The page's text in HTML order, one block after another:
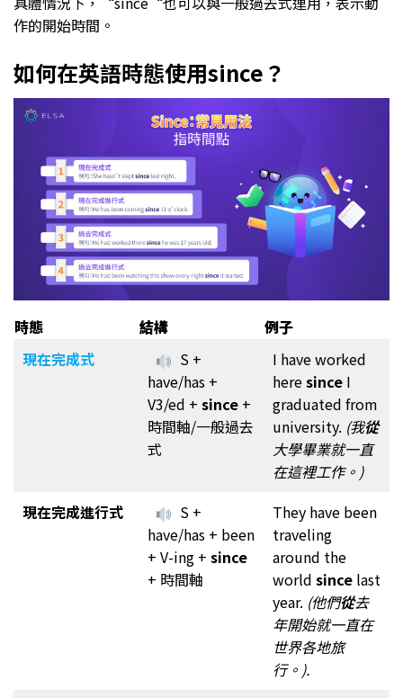
作的開始時間。
如何在英語時態使用since？
時態 結構
例子
現在完成式
S +
have/has +
V3/ed + since +
時間軸/一般過去
式
I have worked
heresince I
graduated from
university. (我從
大學畢業就一直
在這裡工作。)
現在完成進行式
S +
have/has + been
+ V-ing + since
+ 時間軸
They have been
traveling
around the
world since last
year. (他們從去
年開始就一直在
世界各地旅
行。).